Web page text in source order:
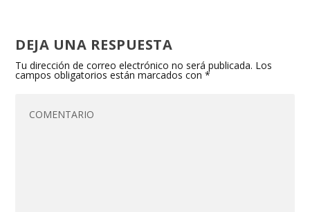
DEJA UNA RESPUESTA
Tu dirección de correo electrónico no será publicada. Los
campos obligatorios están marcados con*